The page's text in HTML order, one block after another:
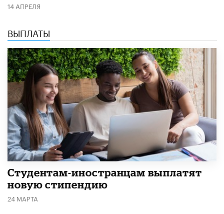
14 АПРЕЛЯ
ВЫПЛАТЫ
Студентам-иностранцам выплатят
новую стипендию
24 МАРТА